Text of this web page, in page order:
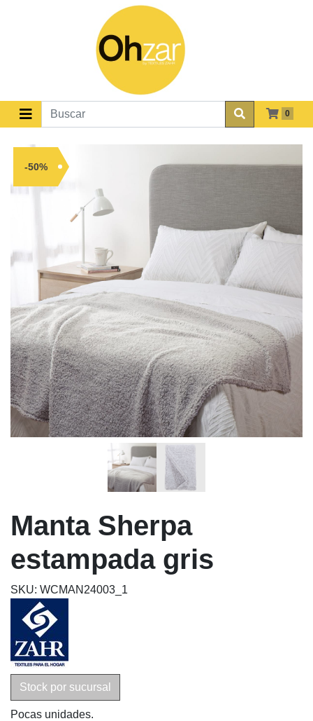
0
-50%
Manta Sherpa
estampada gris
SKU: WCMAN24003_1
Stock por sucursal
Pocas unidades.